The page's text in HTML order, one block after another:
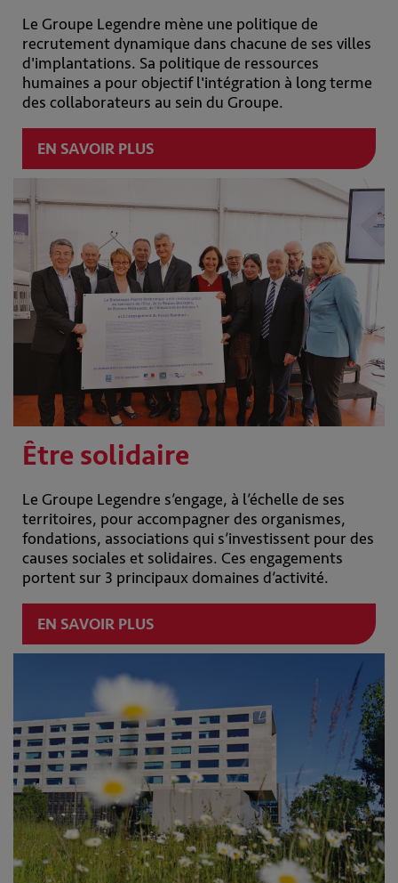
Le Groupe Legendre mène une politique de
recrutement dynamique dans chacune de ses villes
d'implantations. Sa politique de ressources
humaines a pour objectif l'intégration à long terme
des collaborateurs au sein du Groupe.
EN SAVOIR PLUS
Être solidaire
Le Groupe Legendre s’engage, à l’échelle de ses
territoires, pour accompagner des organismes,
fondations, associations qui s’investissent pour des
causes sociales et solidaires. Ces engagements
portent sur 3 principaux domaines d’activité.
EN SAVOIR PLUS